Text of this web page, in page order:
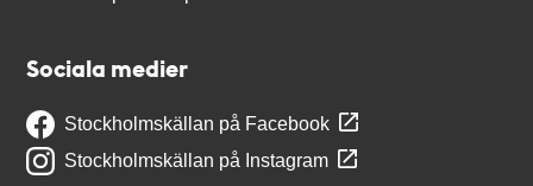
Sociala medier
Stockholmskällan på Facebook
Stockholmskällan på Instagram